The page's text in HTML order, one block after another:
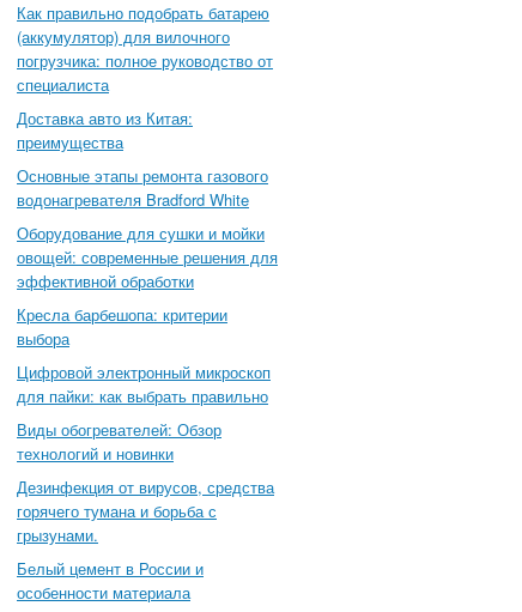
Как правильно подобрать батарею
(аккумулятор) для вилочного
погрузчика: полное руководство от
специалиста
Доставка авто из Китая:
преимущества
Основные этапы ремонта газового
водонагревателя Bradford White
Оборудование для сушки и мойки
овощей: современные решения для
эффективной обработки
Кресла барбешопа: критерии
выбора
Цифровой электронный микроскоп
для пайки: как выбрать правильно
Виды обогревателей: Обзор
технологий и новинки
Дезинфекция от вирусов, средства
горячего тумана и борьба с
грызунами.
Белый цемент в России и
особенности материала